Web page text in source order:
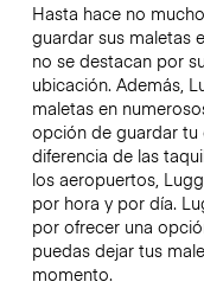
Hasta hace no
guardar sus maletas
no se destacan por
ubicación. Además,
maletas en
opción de guardar tu
diferencia de las
los aeropuertos,
por hora y por día.
por ofrecer una
puedas dejar tus
momento.